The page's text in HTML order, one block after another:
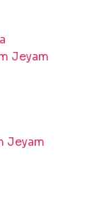
Jeyam
Jeyam